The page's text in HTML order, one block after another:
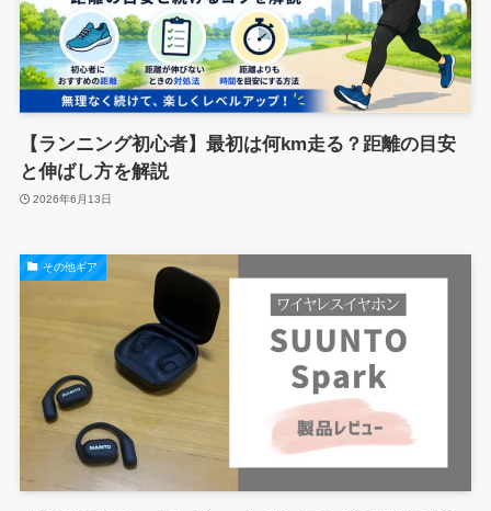
【ランニング初心者】最初は何km走る？距離の目安
と伸ばし方を解説
2026年6月13日
その他ギア